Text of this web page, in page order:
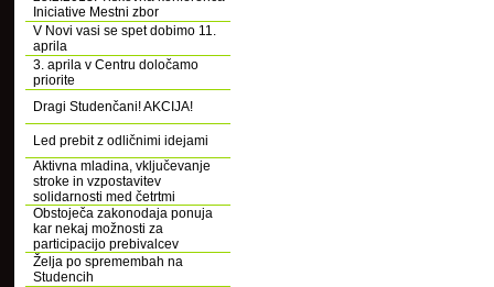
Iniciative Mestni zbor
V Novi vasi se spet dobimo 11.
aprila
3. aprila v Centru določamo
priorite
Dragi Studenčani! AKCIJA!
Led prebit z odličnimi idejami
Aktivna mladina, vključevanje
stroke in vzpostavitev
solidarnosti med četrtmi
Obstoječa zakonodaja ponuja
kar nekaj možnosti za
participacijo prebivalcev
Želja po spremembah na
Studencih